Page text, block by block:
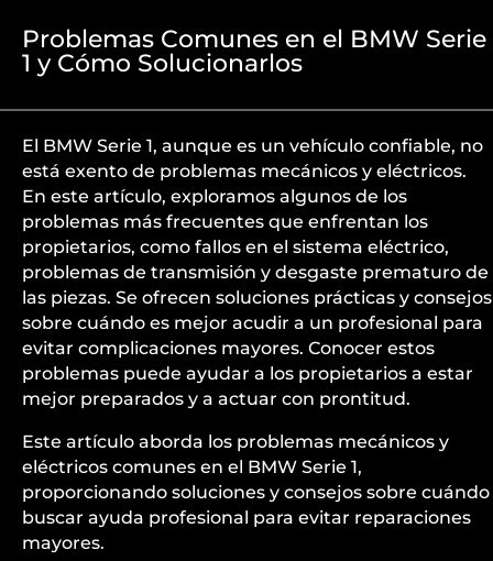
Problemas Comunes en el BMW Serie
1 y Cómo Solucionarlos
El BMW Serie 1, aunque es un vehículo confiable, no
está exento de problemas mecánicos y eléctricos.
En este artículo, exploramos algunos de los
problemas más frecuentes que enfrentan los
propietarios, como fallos en el sistema eléctrico,
problemas de transmisión y desgaste prematuro de
las piezas. Se ofrecen soluciones prácticas y consejos
sobre cuándo es mejor acudir a un profesional para
evitar complicaciones mayores. Conocer estos
problemas puede ayudar a los propietarios a estar
mejor preparados y a actuar con prontitud.
Este artículo aborda los problemas mecánicos y
eléctricos comunes en el BMW Serie 1,
proporcionando soluciones y consejos sobre cuándo
buscar ayuda profesional para evitar reparaciones
mayores.